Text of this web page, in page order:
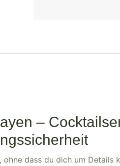
–
dass du dich um Details